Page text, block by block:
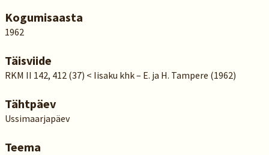
Kogumisaasta
1962
Täisviide
RKM II 142, 412 (37) < Iisaku khk – E. ja H. Tampere (1962)
Tähtpäev
Ussimaarjapäev
Teema